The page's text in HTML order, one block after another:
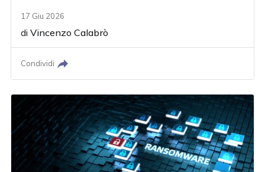
17 Giu 2026
diVincenzo Calabrò
Condividi